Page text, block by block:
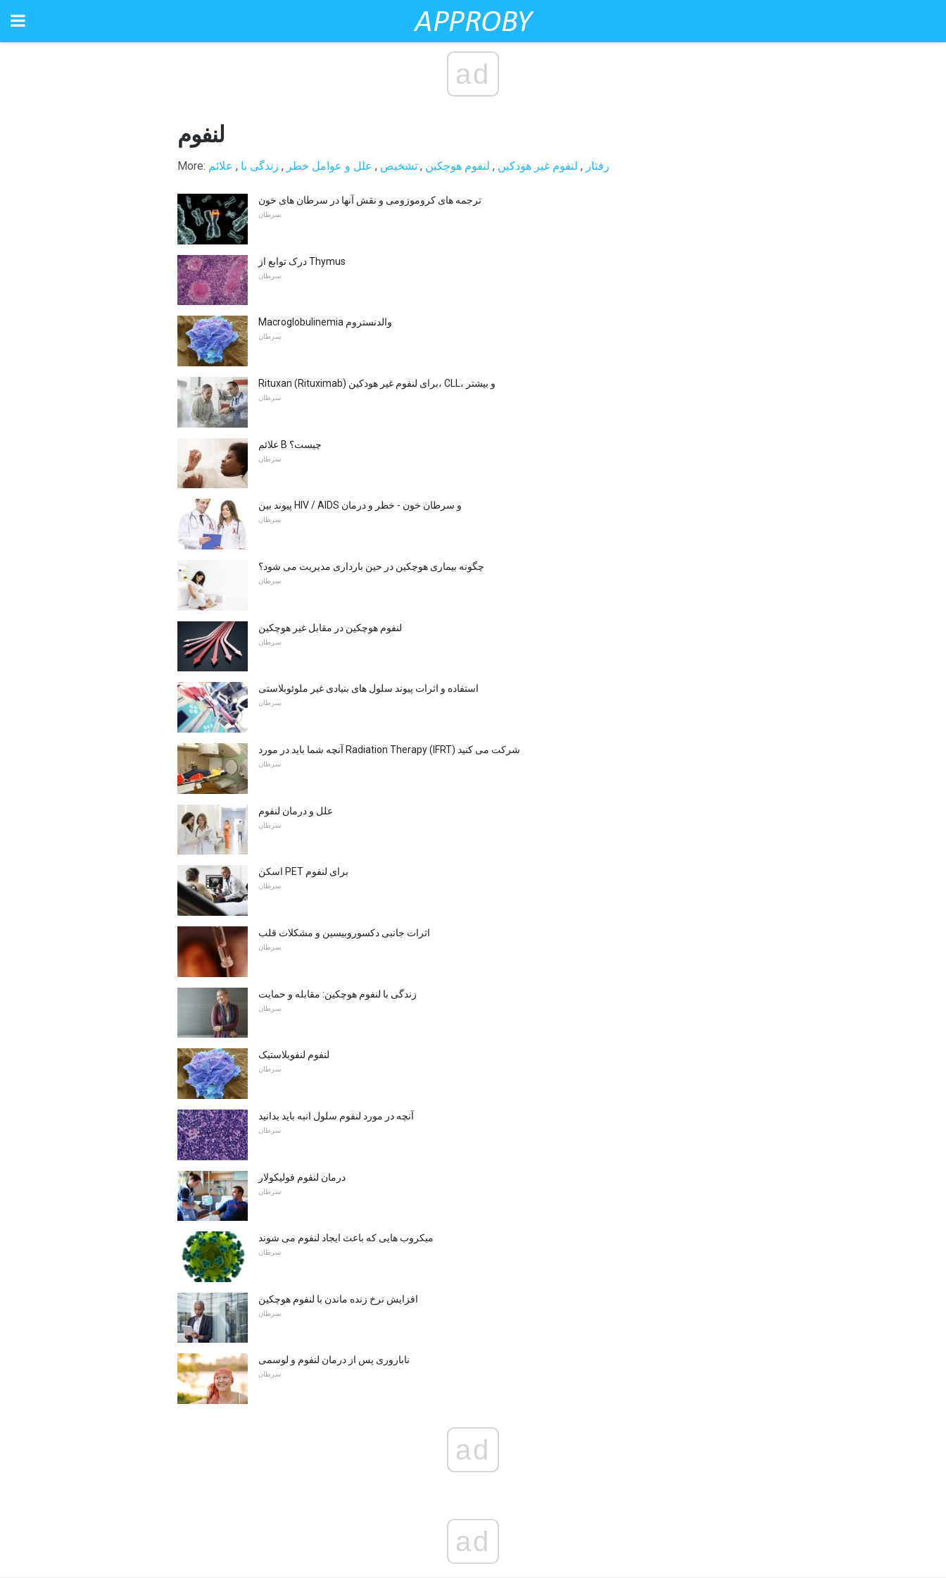
ad
لنفوم
More: رفتار , لنفوم غیر هودکین , لنفوم هوچکین , تشخیص , علل و عوامل خطر , زندگی با , علائم
ترجمه های کروموزومی و نقش آنها در سرطان های خون
سرطان
درک توابع از Thymus
سرطان
Macroglobulinemia والدنستروم
سرطان
Rituxan (Rituximab) برای لنفوم غیر هودکین، CLL، و بیشتر
سرطان
علائم B چیست؟
سرطان
پیوند بین HIV / AIDS و سرطان خون - خطر و درمان
سرطان
چگونه بیماری هوچکین در حین بارداری مدیریت می شود؟
سرطان
لنفوم هوچکین در مقابل غیر هوچکین
سرطان
استفاده و اثرات پیوند سلول های بنیادی غیر ملوئوبلاستی
سرطان
آنچه شما باید در مورد Radiation Therapy (IFRT) شرکت می کنید
سرطان
علل و درمان لنفوم
سرطان
اسکن PET برای لنفوم
سرطان
اثرات جانبی دکسوروبیسین و مشکلات قلب
سرطان
زندگی با لنفوم هوچکین: مقابله و حمایت
سرطان
لنفوم لنفوبلاستیک
سرطان
آنچه در مورد لنفوم سلول انبه باید بدانید
سرطان
درمان لنفوم فولیکولار
سرطان
میکروب هایی که باعث ایجاد لنفوم می شوند
سرطان
افزایش نرخ زنده ماندن با لنفوم هوچکین
سرطان
ناباروری پس از درمان لنفوم و لوسمی
سرطان
ad
ad